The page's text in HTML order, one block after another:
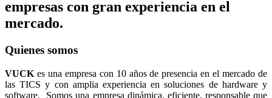
empresas con gran experiencia en el
mercado.
Quienes somos
VUCK es una empresa con 10 años de presencia en el mercado de
las TICS y con amplia experiencia en soluciones de hardware y
software. Somos una empresa dinámica, eficiente, responsable que